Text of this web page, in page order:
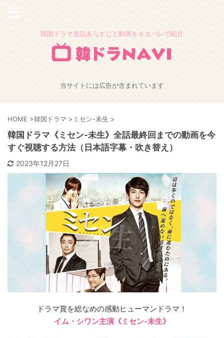
韓国ドラマ全話あらすじと動画をネタバレで紹介
当サイトには広告が含まれています
HOME >韓国ドラマ > ミセン-未生 >
韓国ドラマ《ミセン-未生》全話最終回までの動画を今
すぐ視聴する方法（日本語字幕・吹き替え）
2023年12月27日
ドラマ賞を総なめの感動ヒューマンドラマ！
イム・シワン主演《ミセン-未生》